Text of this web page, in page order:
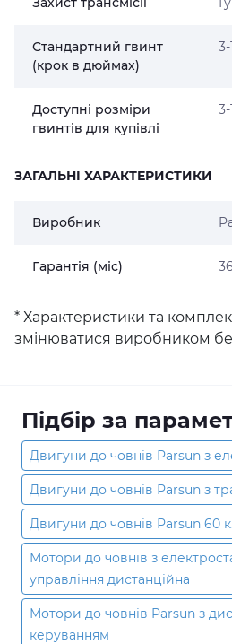
Стандартний гвинт
(крок в дюймах)
3-
Доступні розміри
гвинтів для купівлі
3-
ЗАГАЛЬНІ ХАРАКТЕРИСТИКИ
Виробник
Гарантія (міс) 36
* Характеристики та
змінюватися виробником
Підбір за
Двигуни до човнів Parsun з
Двигуни до човнів Parsun з
Двигуни до човнів Parsun 60
Мотори до човнів з
управління дистанційна
Мотори до човнів Parsun з
керуванням